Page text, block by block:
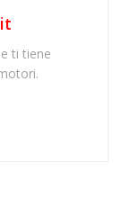
ti tiene